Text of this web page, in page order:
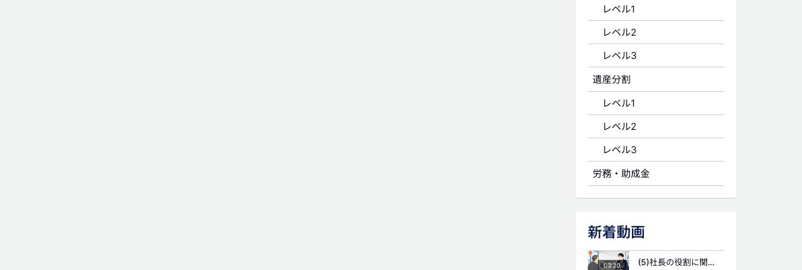
レベル1
レベル2
レベル3
遺産分割
レベル1
レベル2
レベル3
労務・助成金
新着動画
03:20 (5)社長の役割に関する質問